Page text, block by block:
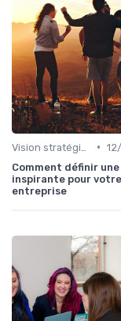
•
Comment définir une
inspirante pour votre
entreprise